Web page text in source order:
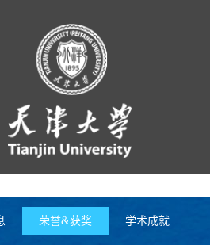
荣誉&获奖 学术成就